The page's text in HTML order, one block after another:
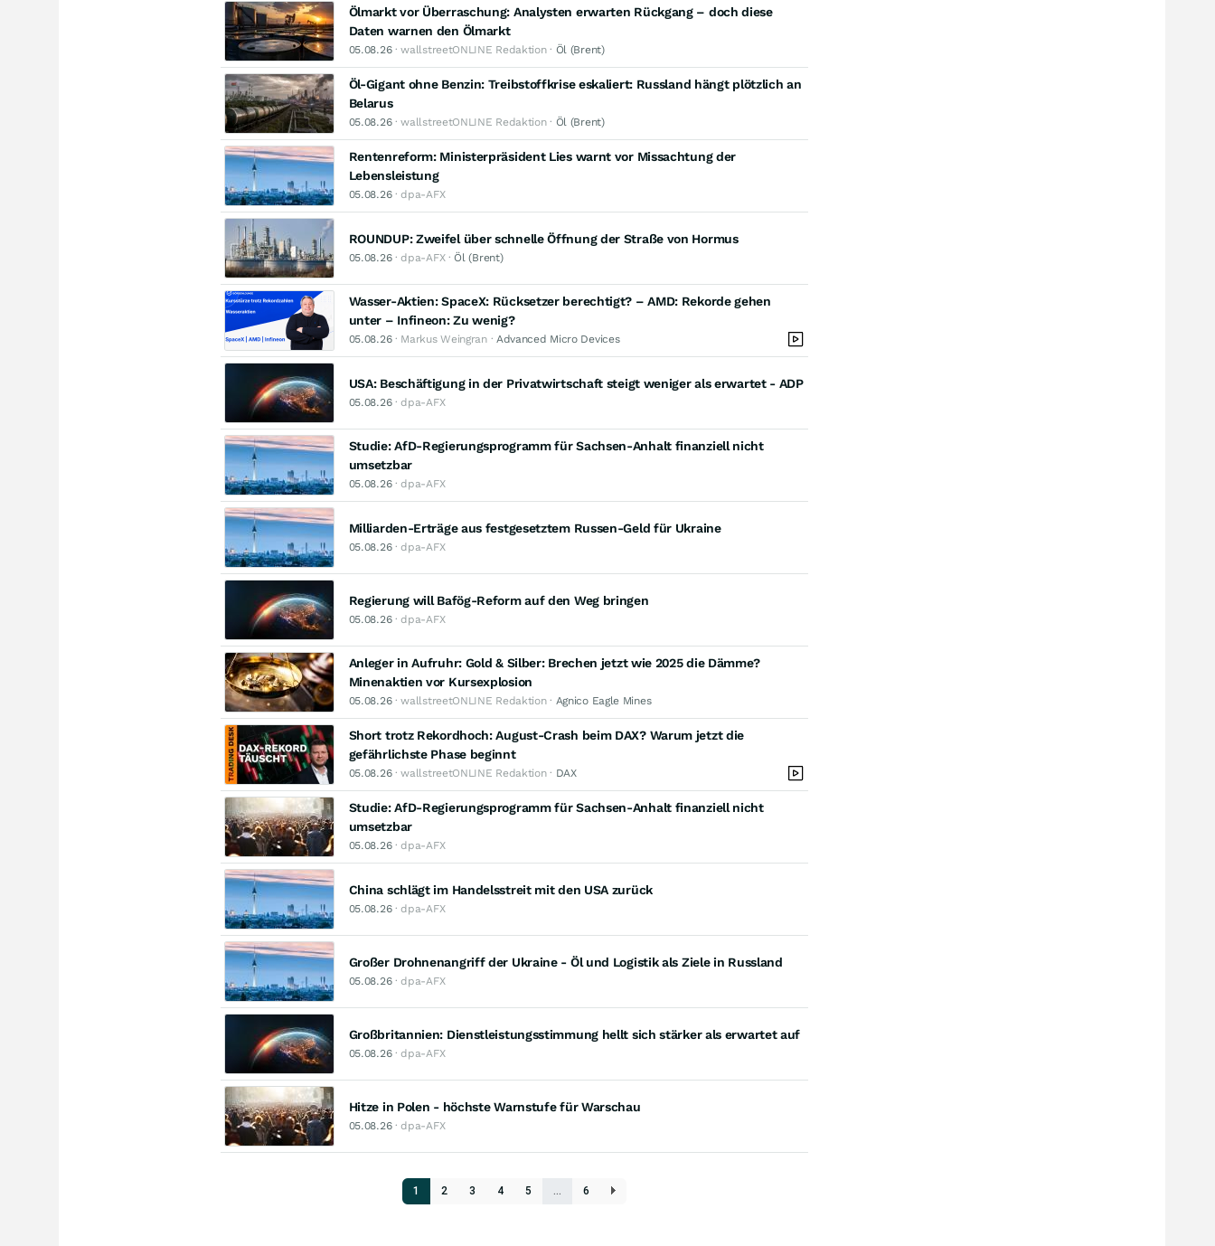
Ölmarkt vor Überraschung: Analysten erwarten Rückgang – doch diese
Daten warnen den Ölmarkt
05.08.26· wallstreetONLINE Redaktion · Öl (Brent)
Öl-Gigant ohne Benzin: Treibstoffkrise eskaliert: Russland hängt plötzlich an
Belarus
05.08.26· wallstreetONLINE Redaktion · Öl (Brent)
Rentenreform: Ministerpräsident Lies warnt vor Missachtung der
Lebensleistung
05.08.26· dpa-AFX
ROUNDUP: Zweifel über schnelle Öffnung der Straße von Hormus
05.08.26· dpa-AFX ·Öl (Brent)
Wasser-Aktien: SpaceX: Rücksetzer berechtigt? – AMD: Rekorde gehen
unter – Infineon: Zu wenig?
05.08.26· Markus Weingran · Advanced Micro Devices
USA: Beschäftigung in der Privatwirtschaft steigt weniger als erwartet - ADP
05.08.26· dpa-AFX
Studie: AfD-Regierungsprogramm für Sachsen-Anhalt finanziell nicht
umsetzbar
05.08.26· dpa-AFX
Milliarden-Erträge aus festgesetztem Russen-Geld für Ukraine
05.08.26· dpa-AFX
Regierung will Bafög-Reform auf den Weg bringen
05.08.26· dpa-AFX
Anleger in Aufruhr: Gold & Silber: Brechen jetzt wie 2025 die Dämme?
Minenaktien vor Kursexplosion
05.08.26· wallstreetONLINE Redaktion · Agnico Eagle Mines
Short trotz Rekordhoch: August-Crash beim DAX? Warum jetzt die
gefährlichste Phase beginnt
05.08.26· wallstreetONLINE Redaktion · DAX
Studie: AfD-Regierungsprogramm für Sachsen-Anhalt finanziell nicht
umsetzbar
05.08.26· dpa-AFX
China schlägt im Handelsstreit mit den USA zurück
05.08.26· dpa-AFX
Großer Drohnenangriff der Ukraine - Öl und Logistik als Ziele in Russland
05.08.26· dpa-AFX
Großbritannien: Dienstleistungsstimmung hellt sich stärker als erwartet auf
05.08.26· dpa-AFX
Hitze in Polen - höchste Warnstufe für Warschau
05.08.26· dpa-AFX
1 2 3 4 5 6